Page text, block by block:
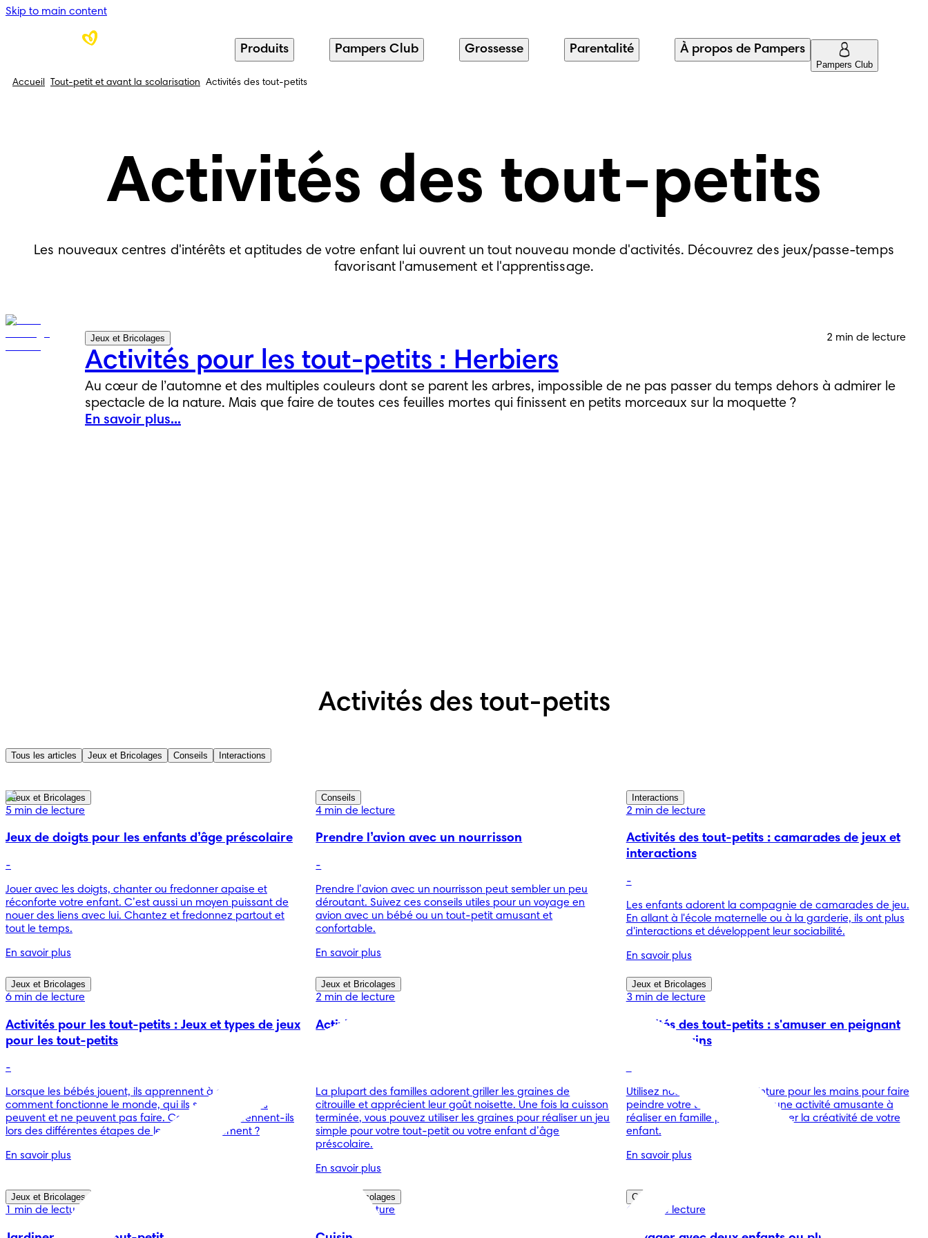
Skip to main content
Produits Pampers Club Grossesse Parentalité À propos de Pampers
Pampers Club
Accueil Tout-petit et avant la scolarisation Activités des tout-petits
Activités des tout-petits
Les nouveaux centres d'intérêts et aptitudes de votre enfant lui ouvrent un tout nouveau monde d'activités. Découvrez des jeux/passe-temps
favorisant l'amusement et l'apprentissage.
Jeux et Bricolages 2 min de lecture
Activités pour les tout-petits : Herbiers
Au cœur de l’automne et des multiples couleurs dont se parent les arbres, impossible de ne pas passer du temps dehors à admirer le
spectacle de la nature. Mais que faire de toutes ces feuilles mortes qui finissent en petits morceaux sur la moquette ?
En savoir plus...
Activités des tout-petits
Tous les articles Jeux et Bricolages Conseils Interactions
Jeux et Bricolages
5 min de lecture
Jeux de doigts pour les enfants d’âge préscolaire
-
Jouer avec les doigts, chanter ou fredonner apaise et
réconforte votre enfant. C’est aussi un moyen puissant de
nouer des liens avec lui. Chantez et fredonnez partout et
tout le temps.
En savoir plus
Conseils
4 min de lecture
Prendre l’avion avec un nourrisson
-
Prendre l’avion avec un nourrisson peut sembler un peu
déroutant. Suivez ces conseils utiles pour un voyage en
avion avec un bébé ou un tout-petit amusant et
confortable.
En savoir plus
Interactions
2 min de lecture
Activités des tout-petits : camarades de jeux et
interactions
-
Les enfants adorent la compagnie de camarades de jeu.
En allant à l'école maternelle ou à la garderie, ils ont plus
d'interactions et développent leur sociabilité.
En savoir plus
Jeux et Bricolages
6 min de lecture
Activités pour les tout-petits : Jeux et types de jeux
pour les tout-petits
-
Lorsque les bébés jouent, ils apprennent à comprendre
comment fonctionne le monde, qui ils sont et ce qu'ils
peuvent et ne peuvent pas faire. Comment s'y prennent-ils
lors des différentes étapes de leur développement ?
En savoir plus
Jeux et Bricolages
2 min de lecture
Activités pour les tout-petits : lancer de graines
La plupart des familles adorent griller les graines de
citrouille et apprécient leur goût noisette. Une fois la cuisson
terminée, vous pouvez utiliser les graines pour réaliser un jeu
simple pour votre tout-petit ou votre enfant d’âge
préscolaire.
En savoir plus
Jeux et Bricolages
3 min de lecture
Activités des tout-petits : s'amuser en peignant
avec les mains
Utilisez notre recette de peinture pour les mains pour faire
peindre votre tout-petit. C'est une activité amusante à
réaliser en famille pour encourager la créativité de votre
enfant.
En savoir plus
Jeux et Bricolages
1 min de lecture
Jeux et Bricolages
2 min de lecture
Conseils
6 min de lecture